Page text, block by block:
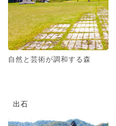
自然と芸術が調和する森
出石